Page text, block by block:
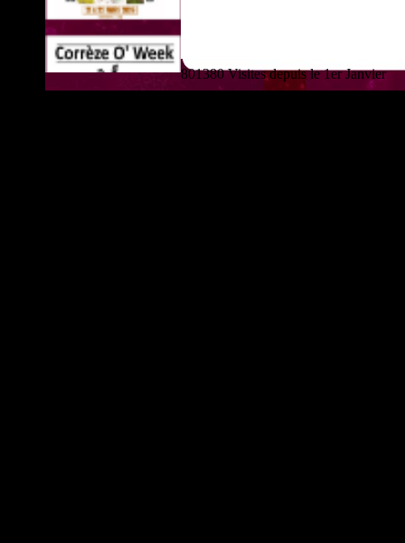
801380 Visites depuis le 1er Janvier